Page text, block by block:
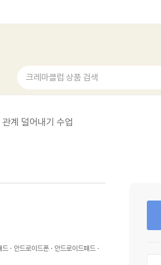
크레마클럽 상품 검색
계 덜어내기 수업
드 안드로이드폰
안드로이드패드